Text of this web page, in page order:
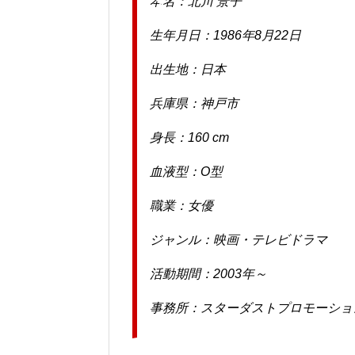
生年月日：1986年8月22日
出生地：日本
兵庫県：神戸市
身長：160 cm
血液型：O型
職業：女優
ジャンル：映画・テレビドラマ
活動期間：2003年～
事務所：スターダストプロモーショ